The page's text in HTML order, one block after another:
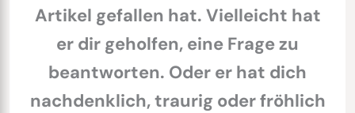
Artikel gefallen hat. Vielleicht hat
er dir geholfen, eine Frage zu
beantworten. Oder er hat dich
nachdenklich, traurig oder fröhlich